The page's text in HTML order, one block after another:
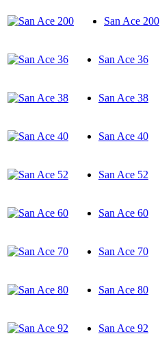
San Ace 200
San Ace 36
San Ace 38
San Ace 40
San Ace 52
San Ace 60
San Ace 70
San Ace 80
San Ace 92